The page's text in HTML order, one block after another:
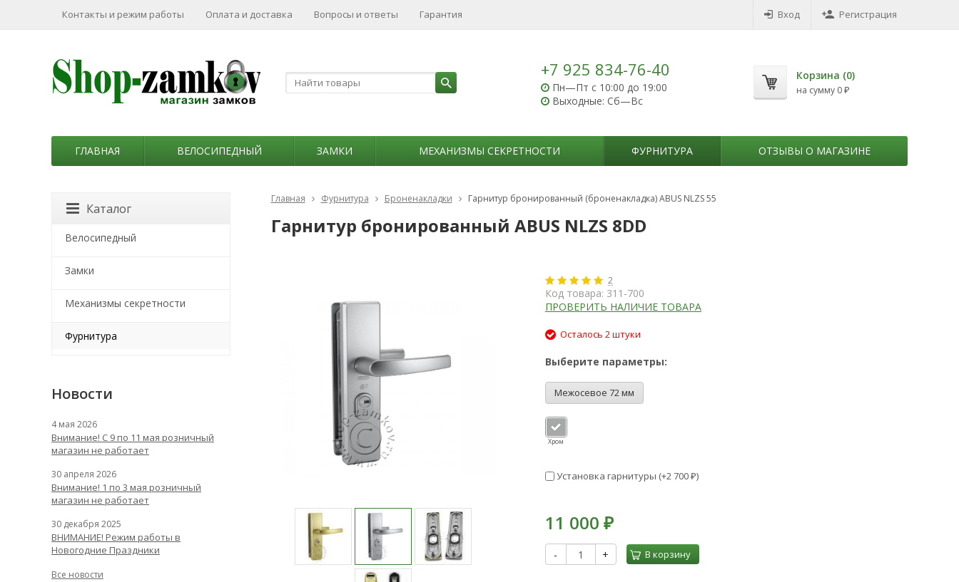
Контакты и режим работы Оплата и доставка Вопросы и ответы Гарантия Вход Регистрация
+7 925 834-76-40
Пн—Пт с 10:00 до 19:00
Выходные: Сб—Вс
Корзина (0)
на сумму 0 ₽
ГЛАВНАЯ ВЕЛОСИПЕДНЫЙ ЗАМКИ МЕХАНИЗМЫ СЕКРЕТНОСТИ ФУРНИТУРА ОТЗЫВЫ О МАГАЗИНЕ
Главная Фурнитура Броненакладки Гарнитур бронированный (броненакладка) ABUS NLZS 55
Гарнитур бронированный ABUS NLZS 8DD
2
Код товара: 311-700
ПРОВЕРИТЬ НАЛИЧИЕ ТОВАРА
Осталось 2 штуки
Выберите параметры:
Межосевое 72 мм
Хром
Установка гарнитуры (+2 700 ₽)
11 000 ₽
- + В корзину
Каталог
Велосипедный
Замки
Механизмы секретности
Фурнитура
Новости
4 мая 2026
Внимание! С 9 по 11 мая розничный
магазин не работает
30 апреля 2026
Внимание! 1 по 3 мая розничный
магазин не работает
30 декабря 2025
ВНИМАНИЕ! Режим работы в
Новогодние Праздники
Все новости